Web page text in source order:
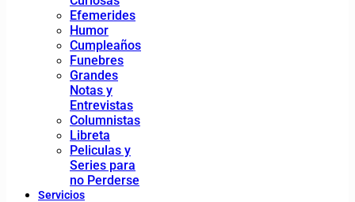
Efemerides
Humor
Cumpleaños
Funebres
Grandes
Notas y
Entrevistas
Columnistas
Libreta
Peliculas y
Series para
no Perderse
Servicios